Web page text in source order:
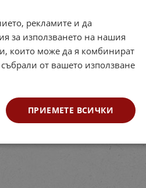
рекламите и да
за използването на нашия
които може да я комбинират
от вашето използване
ПРИЕМЕТЕ ВСИЧКИ